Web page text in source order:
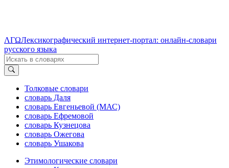
ΛΓΩЛексикографический интернет-портал: онлайн-словари
русского языка
Толковые словари
словарь Даля
словарь Евгеньевой (МАС)
словарь Ефремовой
словарь Кузнецова
словарь Ожегова
словарь Ушакова
Этимологические словари